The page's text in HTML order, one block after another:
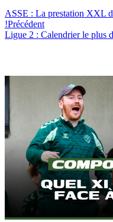
ASSE : La prestation XXL
!Précédent
Ligue 2 : Calendrier le plus